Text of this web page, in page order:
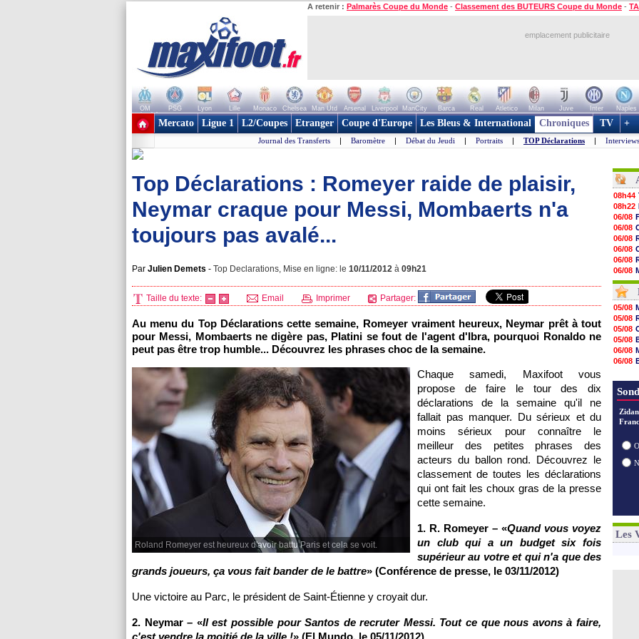
A retenir : Palmarès Coupe du Monde - Classement des BUTEURS Coupe du Monde -
emplacement publicitaire
OM PSG Lyon Lille Monaco Chelsea Man Utd Arsenal Liverpool ManCity Barca Real Atletico Milan Juve Inter Naples
+ de clubs
Mercato Ligue 1 L2/Coupes Etranger Coupe d'Europe Les Bleus & International Chroniques TV +
Journal des Transferts | Baromètre | Débat du Jeudi | Portraits | TOP Déclarations | Interviews
Top Déclarations : Romeyer raide de plaisir,
Neymar craque pour Messi, Mombaerts n'a
toujours pas avalé...
Par Julien Demets - Top Declarations, Mise en ligne: le 10/11/2012 à 09h21
Taille du texte: Email Imprimer Partager:
Au menu du Top Déclarations cette semaine, Romeyer vraiment heureux, Neymar prêt à tout
pour Messi, Mombaerts ne digère pas, Platini se fout de l'agent d'Ibra, pourquoi Ronaldo ne
peut pas être trop humble... Découvrez les phrases choc de la semaine.
Roland Romeyer est heureux d'avoir battu Paris et cela se voit.
Chaque samedi, Maxifoot vous
propose de faire le tour des dix
déclarations de la semaine qu'il ne
fallait pas manquer. Du sérieux et du
moins sérieux pour connaître le
meilleur des petites phrases des
acteurs du ballon rond. Découvrez le
classement de toutes les déclarations
qui ont fait les choux gras de la presse
cette semaine.
1. R. Romeyer – «Quand vous voyez
un club qui a un budget six fois
supérieur au votre et qui n'a que des
grands joueurs, ça vous fait bander de le battre» (Conférence de presse, le 03/11/2012)
Une victoire au Parc, le président de Saint-Étienne y croyait dur.
2. Neymar – «Il est possible pour Santos de recruter Messi. Tout ce que nous avons à faire,
c'est vendre la moitié de la ville !» (El Mundo, le 05/11/2012)
08h44
08h22
06/08
06/08
06/08
06/08
06/08
06/08
06/08
06/08
06/08
06/08
06/08
06/08
06/08
06/08
06/08
06/08
06/08
06/08
06/08
06/08
05/08
05/08
05/08
05/08
06/08
06/08
06/08
Les